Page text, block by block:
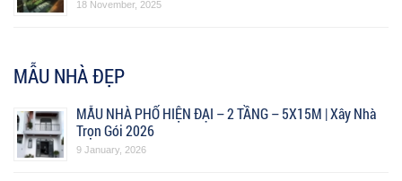
18 November, 2025
MẪU NHÀ ĐẸP
MẪU NHÀ PHỐ HIỆN ĐẠI – 2 TẦNG – 5X15M | Xây Nhà
Trọn Gói 2026
9 January, 2026